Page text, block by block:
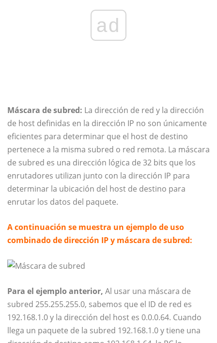
ad
Máscara de subred: La dirección de red y la dirección
de host definidas en la dirección IP no son únicamente
eficientes para determinar que el host de destino
pertenece a la misma subred o red remota. La máscara
de subred es una dirección lógica de 32 bits que los
enrutadores utilizan junto con la dirección IP para
determinar la ubicación del host de destino para
enrutar los datos del paquete.
A continuación se muestra un ejemplo de uso
combinado de dirección IP y máscara de subred:
Para el ejemplo anterior, Al usar una máscara de
subred 255.255.255.0, sabemos que el ID de red es
192.168.1.0 y la dirección del host es 0.0.0.64. Cuando
llega un paquete de la subred 192.168.1.0 y tiene una